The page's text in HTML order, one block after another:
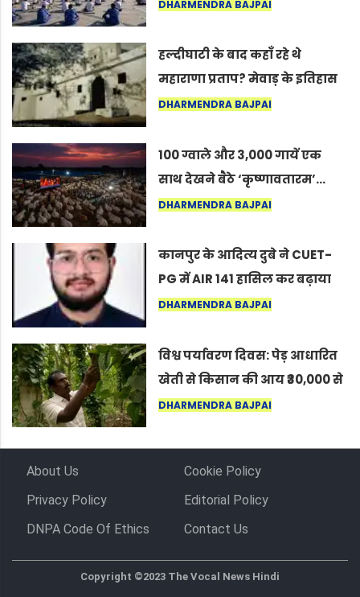
DHARMENDRA BAJPAI
हल्दीघाटी के बाद कहाँ रहे थे
महाराणा प्रताप? मेवाड़ के इतिहास
का वह अनकहा अध्याय जो आज भी
DHARMENDRA BAJPAI
100 ग्वाले और 3,000 गायें एक
साथ देखने बैठे ‘कृष्णावतारम’…
नागपुर में दिखा ऐसा नज़ारा कि
कर सकते हैं”
DHARMENDRA BAJPAI
कानपुर के आदित्य दुबे ने CUET-
PG में AIR 141 हासिल कर बढ़ाया
शहर का मान
DHARMENDRA BAJPAI
विश्व पर्यावरण दिवस: पेड़ आधारित
खेती से किसान की आय ₹30,000 से
बढ़कर ₹3 लाख प्रति एकड़ हुई
DHARMENDRA BAJPAI
About Us
Cookie Policy
Privacy Policy
Editorial Policy
DNPA Code Of Ethics
Contact Us
Copyright ©2023 The Vocal News Hindi